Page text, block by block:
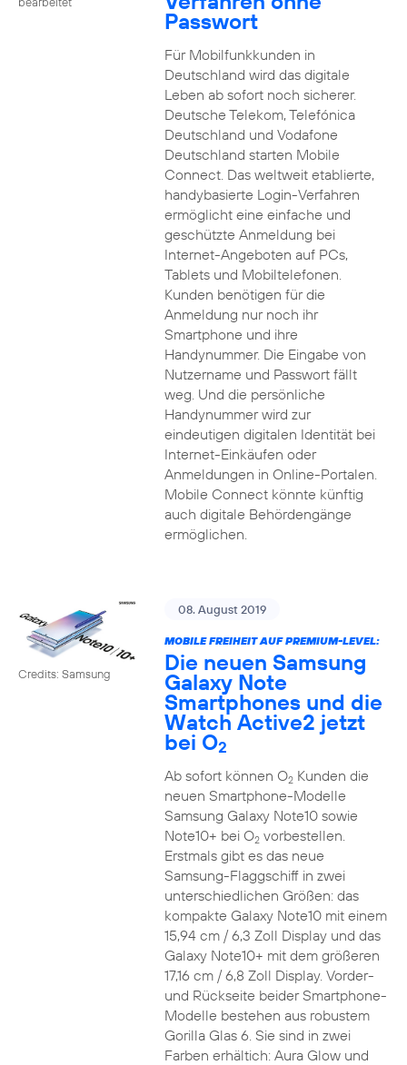
Passwort
Für Mobilfunkkunden in
Deutschland wird das digitale
Leben ab sofort noch sicherer.
Deutsche Telekom, Telefónica
Deutschland und Vodafone
Deutschland starten Mobile
Connect. Das weltweit etablierte,
handybasierte Login-Verfahren
ermöglicht eine einfache und
geschützte Anmeldung bei
Internet-Angeboten auf PCs,
Tablets und Mobiltelefonen.
Kunden benötigen für die
Anmeldung nur noch ihr
Smartphone und ihre
Handynummer. Die Eingabe von
Nutzername und Passwort fällt
weg. Und die persönliche
Handynummer wird zur
eindeutigen digitalen Identität bei
Internet-Einkäufen oder
Anmeldungen in Online-Portalen.
Mobile Connect könnte künftig
auch digitale Behördengänge
ermöglichen.
Credits: Samsung
08. August 2019
MOBILE FREIHEIT AUF PREMIUM-LEVEL:
Die neuen Samsung
Galaxy Note
Smartphones und die
Watch Active2 jetzt
bei O2
Ab sofort können O2Kunden die
neuen Smartphone-Modelle
Samsung Galaxy Note10 sowie
Note10+ bei O2vorbestellen.
Erstmals gibt es das neue
Samsung-Flaggschiff in zwei
unterschiedlichen Größen: das
kompakte Galaxy Note10 mit einem
15,94 cm / 6,3 Zoll Display und das
Galaxy Note10+ mit dem größeren
17,16 cm / 6,8 Zoll Display. Vorder-
und Rückseite beider Smartphone-
Modelle bestehen aus robustem
Gorilla Glas 6. Sie sind in zwei
Farben erhältich: Aura Glow und